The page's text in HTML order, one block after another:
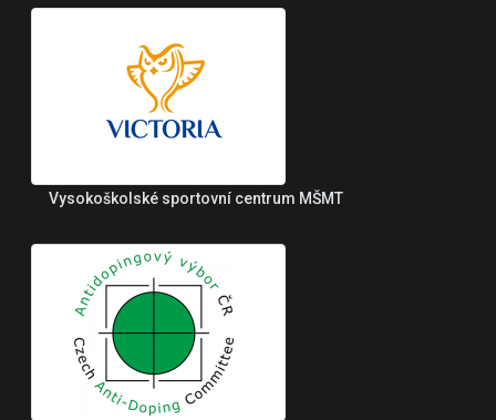
Vysokoškolské sportovní centrum MŠMT